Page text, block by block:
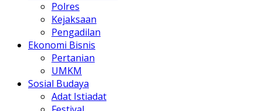
Polres
Kejaksaan
Pengadilan
Ekonomi Bisnis
Pertanian
UMKM
Sosial Budaya
Adat Istiadat